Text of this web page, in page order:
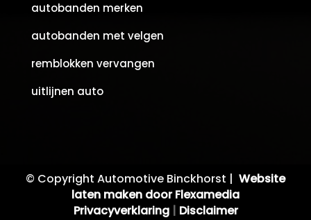
autobanden merken
autobanden met velgen
remblokken vervangen
uitlijnen auto
© Copyright Automotive Binckhorst | Website
laten maken door Flexamedia
Privacyverklaring| Disclaimer